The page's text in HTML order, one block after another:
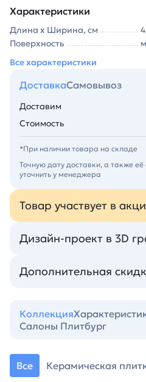
Характеристики
Длина х Ширина, см
Поверхность
Все характеристики
ДоставкаСамовывоз
Доставим
Стоимость
*При наличии товара на складе
Точную дату доставки, а также
уточнить у менеджера
Товар участвует в
Дизайн-проект в 3D
Дополнительная
Коллекция
Салоны Плитбург
Все Керамическая